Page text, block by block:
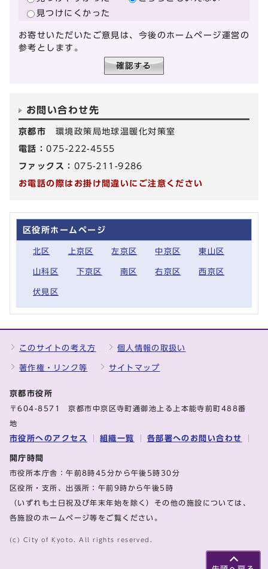
見つけにくかった
お寄せいただいたご意見は、今後のホームページ運営の
参考とします。
お問い合わせ先
京都市 環境政策局地球温暖化対策室
電話：075-222-4555
ファックス： 075-211-9286
お電話の際はお掛け間違いにご注意ください
区役所ホームページ
北区 上京区 左京区 中京区 東山区
山科区 下京区 南区 右京区 西京区
伏見区
このサイトの考え方 個人情報の取扱い
著作権・リンク等 サイトマップ
京都市役所
〒604-8571 京都市中京区寺町通御池上る上本能寺前町488番
地
市役所へのアクセス 組織一覧 各部署へのお問い合わせ
開庁時間
市役所本庁舎：午前8時45分から午後5時30分
区役所・支所、出張所：午前9時から午後5時
（いずれも土日祝及び年末年始を除く）その他の施設については、
各施設のホームページ等をご覧ください。
(c) City of Kyoto. All rights reserved.